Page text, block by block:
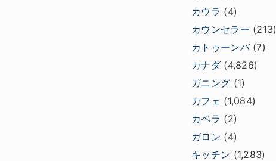
カウラ (4)
カウンセラー (213)
カトゥーンバ(7)
カナダ(4,826)
ガニング (1)
カフェ (1,084)
カペラ (2)
ガロン (4)
キッチン (1,283)